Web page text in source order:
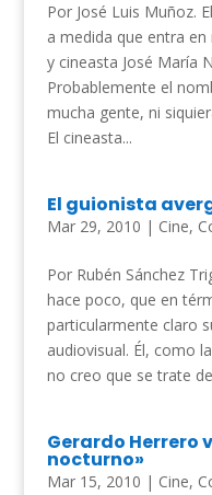
Por José Luis Muñoz.
a medida que entra
y cineasta José María
Probablemente el
mucha gente, ni
El cineasta...
El guionista
Mar 29, 2010 | Cine,
Por Rubén Sánchez
hace poco, que en
particularmente claro
audiovisual. Él, como
no creo que se trate
Gerardo Herrero
nocturno»
Mar 15, 2010 | Cine,